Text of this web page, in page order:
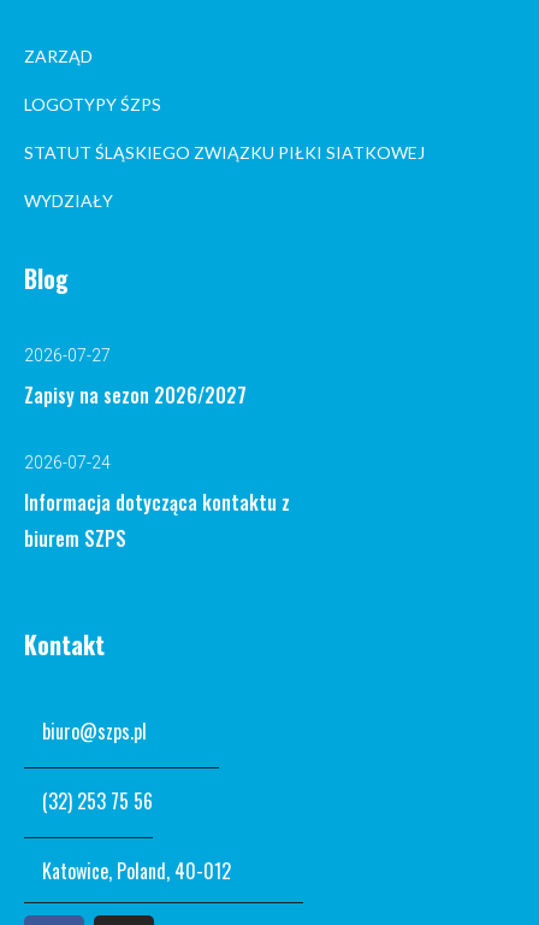
ZARZĄD
LOGOTYPY ŚZPS
STATUT ŚLĄSKIEGO ZWIĄZKU PIŁKI SIATKOWEJ
WYDZIAŁY
Blog
2026-07-27
Zapisy na sezon 2026/2027
2026-07-24
Informacja dotycząca kontaktu z
biurem SZPS
Kontakt
biuro@szps.pl
(32) 253 75 56
Katowice, Poland, 40-012